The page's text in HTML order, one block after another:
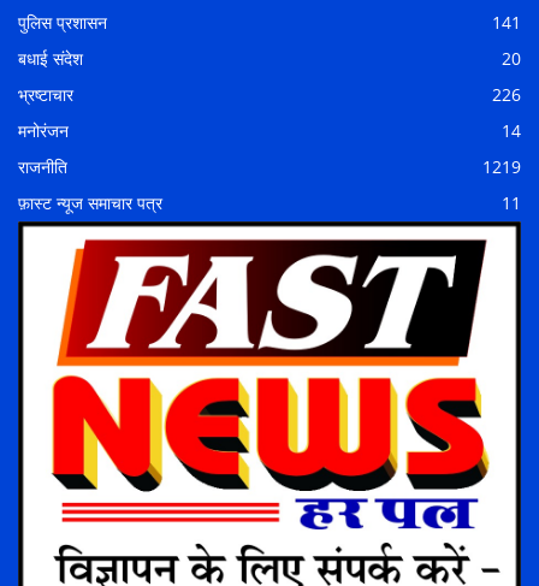
पुलिस प्रशासन
141
बधाई संदेश
20
भ्रष्टाचार
226
मनोरंजन
14
राजनीति
1219
फ़ास्ट न्यूज समाचार पत्र
11